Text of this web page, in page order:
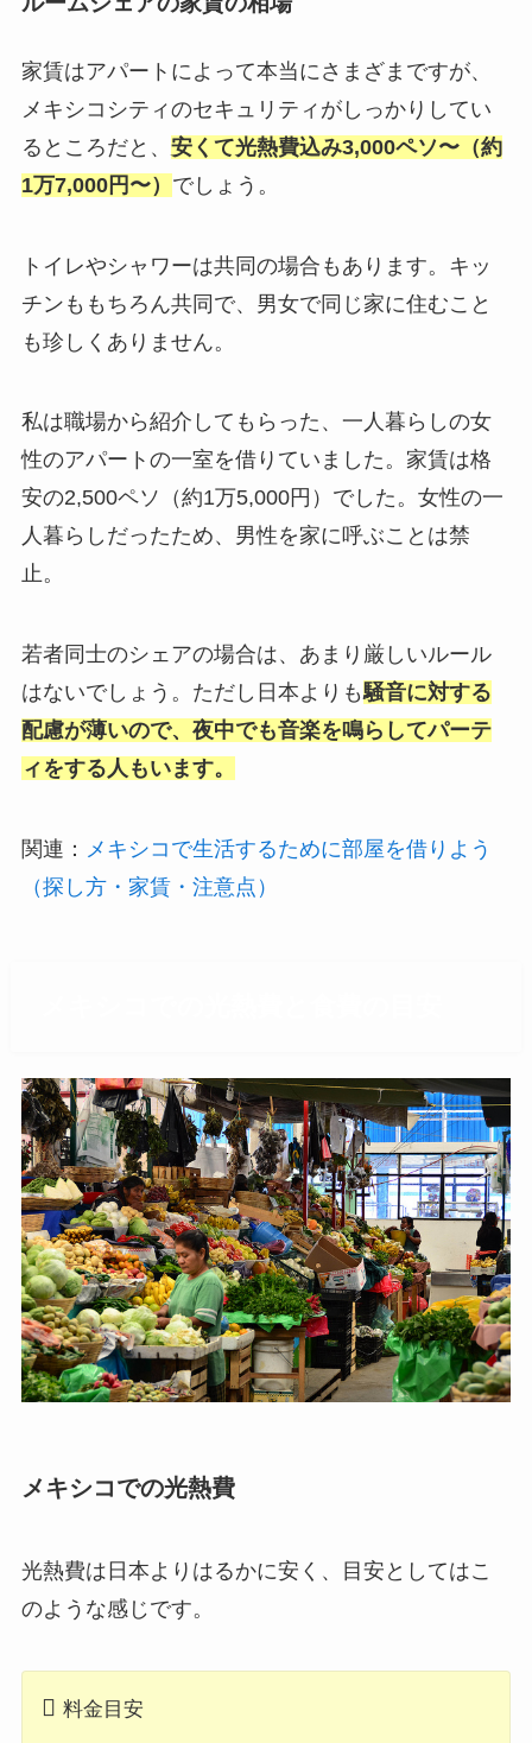
家賃はアパートによって本当にさまざまですが、
メキシコシティのセキュリティがしっかりしてい
るところだと、 安くて光熱費込み3,000ペソ〜（約
1万7,000円〜） でしょう。
トイレやシャワーは共同の場合もあります。キッ
チンももちろん共同で、男女で同じ家に住むこと
も珍しくありません。
私は職場から紹介してもらった、一人暮らしの女
性のアパートの一室を借りていました。家賃は格
安の2,500ペソ（約1万5,000円）でした。女性の一
人暮らしだったため、男性を家に呼ぶことは禁
止。
若者同士のシェアの場合は、あまり厳しいルール
はないでしょう。ただし日本よりも騒音に対する
配慮が薄いので、夜中でも音楽を鳴らしてパーテ
ィをする人もいます。
関連： メキシコで生活するために部屋を借りよう
（探し方・家賃・注意点）
メキシコでの光熱費
光熱費は日本よりはるかに安く、目安としてはこ
のような感じです。
料金目安